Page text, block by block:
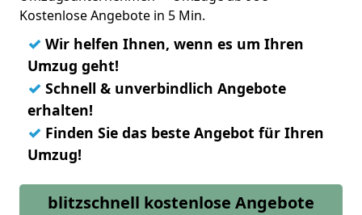
Kostenlose Angebote in 5 Min.
✓ Wir helfen Ihnen, wenn es um Ihren
Umzug geht!
✓ Schnell & unverbindlich Angebote
erhalten!
✓ Finden Sie das beste Angebot für Ihren
Umzug!
blitzschnell kostenlose Angebote